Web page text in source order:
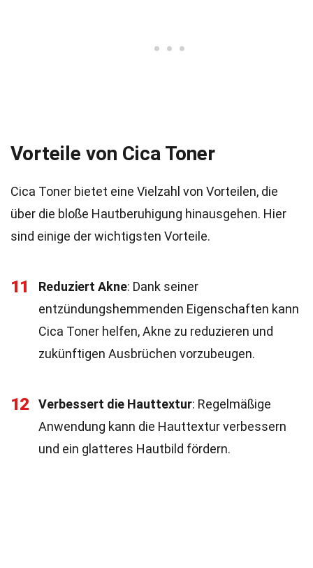
Vorteile von Cica Toner
Cica Toner bietet eine Vielzahl von Vorteilen, die
über die bloße Hautberuhigung hinausgehen. Hier
sind einige der wichtigsten Vorteile.
11 Reduziert Akne: Dank seiner
entzündungshemmenden Eigenschaften kann
Cica Toner helfen, Akne zu reduzieren und
zukünftigen Ausbrüchen vorzubeugen.
12 Verbessert die Hauttextur: Regelmäßige
Anwendung kann die Hauttextur verbessern
und ein glatteres Hautbild fördern.